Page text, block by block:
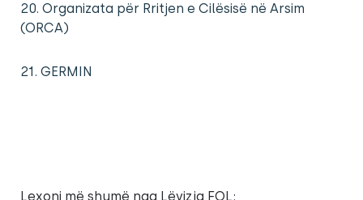
20. Organizata për Rritjen e Cilësisë në Arsim
(ORCA)
21. GERMIN
Lexoni më shumë nga Lëvizja FOL: